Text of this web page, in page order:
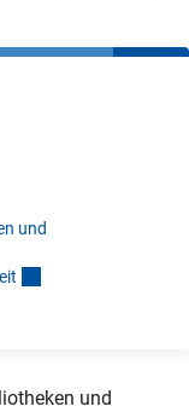
und
t
und